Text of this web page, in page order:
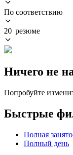
По соответствию
20 резюме
Ничего не
Попробуйте
Быстрые
Полная
Полный день